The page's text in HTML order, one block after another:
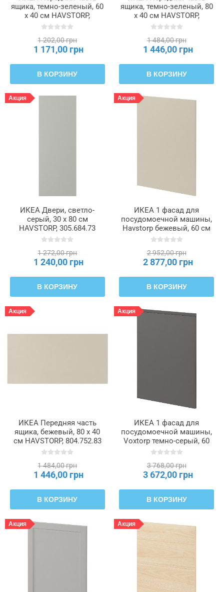
ящика, темно-зеленый, 60
x 40 см HAVSTORP,
305.683.88
1 202,00 грн
1 171,00 грн
В КОРЗИНУ
ящика, темно-зеленый, 80
x 40 см HAVSTORP,
705.683.91
1 484,00 грн
1 446,00 грн
В КОРЗИНУ
Акция
ИКЕА Двери, светло-
серый, 30 x 80 см
HAVSTORP, 305.684.73
1 272,00 грн
1 240,00 грн
В КОРЗИНУ
Акция
ИКЕА 1 фасад для
посудомоечной машины,
Havstorp бежевый, 60 см
METOD МЕТОД, 695.300.97
2 952,00 грн
2 877,00 грн
В КОРЗИНУ
Акция
ИКЕА Передняя часть
ящика, бежевый, 80 x 40
см HAVSTORP, 804.752.83
1 484,00 грн
1 446,00 грн
В КОРЗИНУ
Акция
ИКЕА 1 фасад для
посудомоечной машины,
Voxtorp темно-серый, 60
см METOD МЕТОД,
3 768,00 грн
3 672,00 грн
В КОРЗИНУ
Акция Акция